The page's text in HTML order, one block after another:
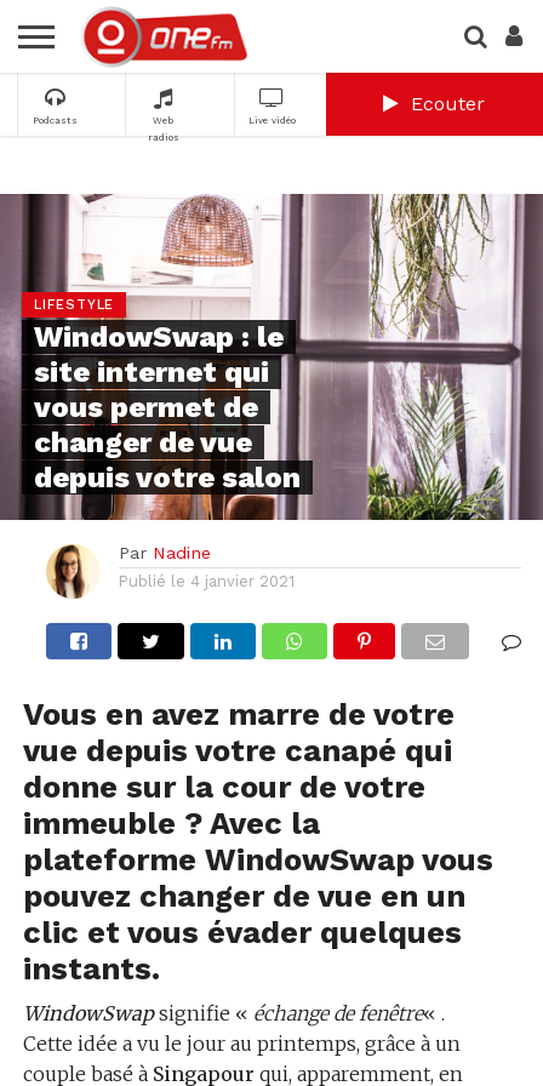
Podcasts
Web
radios
Live vidéo
Ecouter
LIFESTYLE
WindowSwap : le
site internet qui
vous permet de
changer de vue
depuis votre salon
Par Nadine
Publié le 4 janvier 2021
Vous en avez marre de votre
vue depuis votre canapé qui
donne sur la cour de votre
immeuble ? Avec la
plateforme WindowSwap vous
pouvez changer de vue en un
clic et vous évader quelques
instants.
WindowSwapsignifie « échange de fenêtre« .
Cette idée a vu le jour au printemps, grâce à un
couple basé à Singapour qui, apparemment, en